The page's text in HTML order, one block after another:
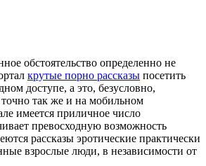
обстоятельство определенно не
крутые порно рассказы посетить
доступе, а это, безусловно,
так же и на мобильном
имеется приличное число
превосходную возможность
рассказы эротические практически
взрослые люди, в независимости от